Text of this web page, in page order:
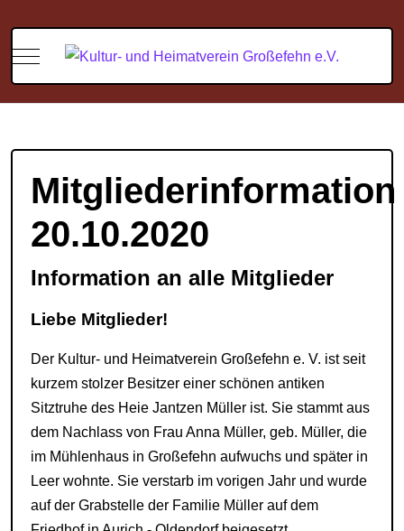
Mobile Menu Toggle
Mitgliederinformation
20.10.2020
Information an alle Mitglieder
Liebe Mitglieder!
Der Kultur- und Heimatverein Großefehn e. V. ist seit
kurzem stolzer Besitzer einer schönen antiken
Sitztruhe des Heie Jantzen Müller ist. Sie stammt aus
dem Nachlass von Frau Anna Müller, geb. Müller, die
im Mühlenhaus in Großefehn aufwuchs und später in
Leer wohnte. Sie verstarb im vorigen Jahr und wurde
auf der Grabstelle der Familie Müller auf dem